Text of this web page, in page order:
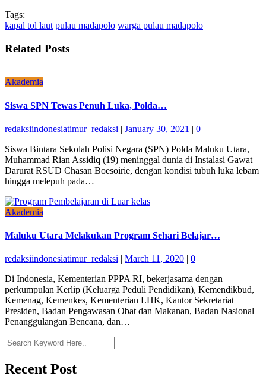
Tags:
kapal tol laut pulau madapolo warga pulau madapolo
Related Posts
Akademia
Siswa SPN Tewas Penuh Luka, Polda…
redaksiindonesiatimur_redaksi | January 30, 2021 | 0
Siswa Bintara Sekolah Polisi Negara (SPN) Polda Maluku Utara,
Muhammad Rian Assidiq (19) meninggal dunia di Instalasi Gawat
Darurat RSUD Chasan Boesoirie, dengan kondisi tubuh luka lebam
hingga melepuh pada…
Akademia
Maluku Utara Melakukan Program Sehari Belajar…
redaksiindonesiatimur_redaksi | March 11, 2020 | 0
Di Indonesia, Kementerian PPPA RI, bekerjasama dengan
perkumpulan Kerlip (Keluarga Peduli Pendidikan), Kemendikbud,
Kemenag, Kemenkes, Kementerian LHK, Kantor Sekretariat
Presiden, Badan Pengawasan Obat dan Makanan, Badan Nasional
Penanggulangan Bencana, dan…
Recent Post